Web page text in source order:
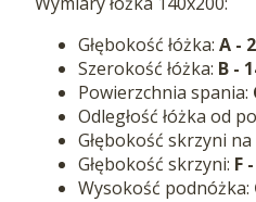
Głębokość łóżka: A -
Szerokość łóżka: B -
Powierzchnia spania:
Odległość łóżka od
Głębokość skrzyni
Głębokość skrzyni: F
Wysokość podnóżka: